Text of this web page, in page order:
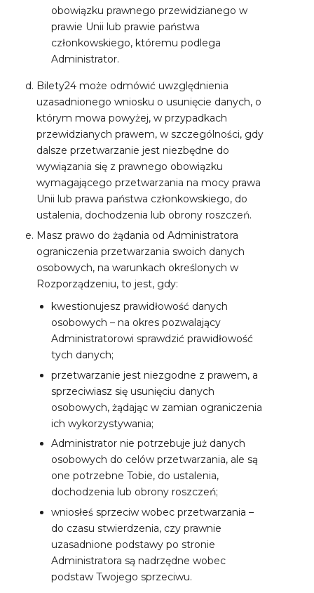
obowiązku prawnego przewidzianego w
prawie Unii lub prawie państwa
członkowskiego, któremu podlega
Administrator.
Bilety24 może odmówić uwzględnienia
uzasadnionego wniosku o usunięcie danych, o
którym mowa powyżej, w przypadkach
przewidzianych prawem, w szczególności, gdy
dalsze przetwarzanie jest niezbędne do
wywiązania się z prawnego obowiązku
wymagającego przetwarzania na mocy prawa
Unii lub prawa państwa członkowskiego, do
ustalenia, dochodzenia lub obrony roszczeń.
Masz prawo do żądania od Administratora
ograniczenia przetwarzania swoich danych
osobowych, na warunkach określonych w
Rozporządzeniu, to jest, gdy:
kwestionujesz prawidłowość danych
osobowych – na okres pozwalający
Administratorowi sprawdzić prawidłowość
tych danych;
przetwarzanie jest niezgodne z prawem, a
sprzeciwiasz się usunięciu danych
osobowych, żądając w zamian ograniczenia
ich wykorzystywania;
Administrator nie potrzebuje już danych
osobowych do celów przetwarzania, ale są
one potrzebne Tobie, do ustalenia,
dochodzenia lub obrony roszczeń;
wniosłeś sprzeciw wobec przetwarzania –
do czasu stwierdzenia, czy prawnie
uzasadnione podstawy po stronie
Administratora są nadrzędne wobec
podstaw Twojego sprzeciwu.